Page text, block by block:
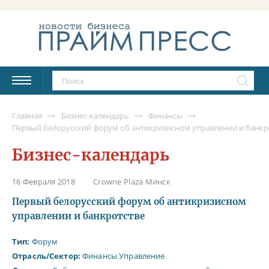
Главная Бизнес-календарь
Финансы
Первый белорусский форум об антикризисном управлении и
Бизнес-календарь
16 Февраля 2018 Crowne Plaza Минск
Первый белорусский форум об антикризисном
управлении и банкротстве
Тип: Форум
Отрасль/Сектор: Финансы Управление